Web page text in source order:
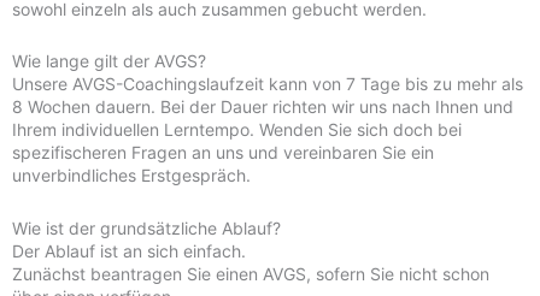
sowohl einzeln als auch zusammen gebucht werden.
Wie lange gilt der AVGS?
Unsere AVGS-Coachingslaufzeit kann von 7 Tage bis zu mehr als
8 Wochen dauern. Bei der Dauer richten wir uns nach Ihnen und
Ihrem individuellen Lerntempo. Wenden Sie sich doch bei
spezifischeren Fragen an uns und vereinbaren Sie ein
unverbindliches Erstgespräch.
Wie ist der grundsätzliche Ablauf?
Der Ablauf ist an sich einfach.
Zunächst beantragen Sie einen AVGS, sofern Sie nicht schon